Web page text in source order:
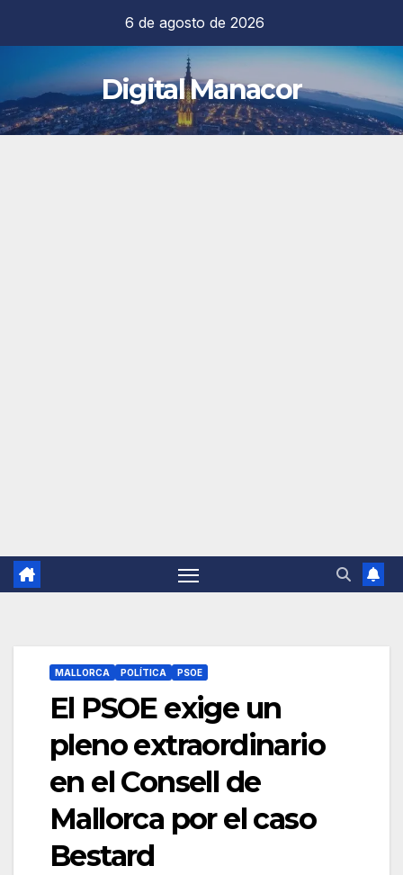
contenido
6 de agosto de 2026
Digital Manacor
MALLORCA POLÍTICA PSOE
El PSOE exige un
pleno extraordinario
en el Consell de
Mallorca por el caso
Bestard